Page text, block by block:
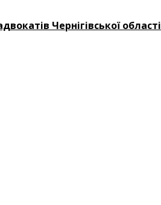
Чернігівської області